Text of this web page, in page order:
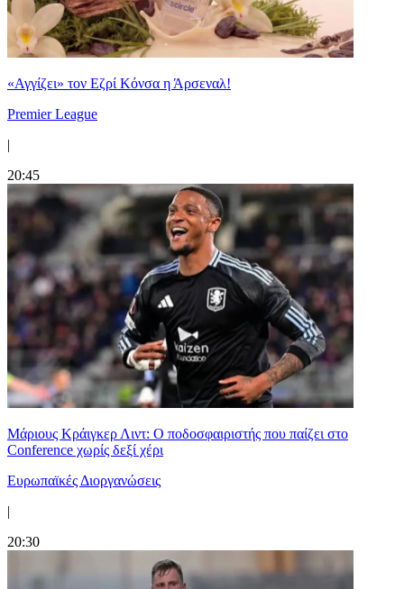
«Αγγίζει» τον Εζρί Κόνσα η Άρσεναλ!
Premier League
|
20:45
Μάριους Κράιγκερ Λιντ: Ο ποδοσφαιριστής που παίζει στο
Conference χωρίς δεξί χέρι
Ευρωπαϊκές Διοργανώσεις
|
20:30